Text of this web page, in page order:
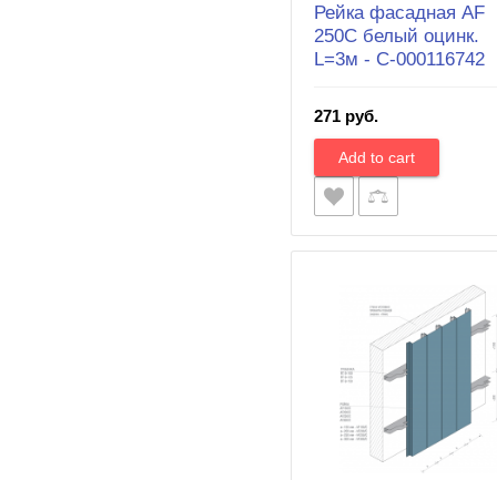
Рейка фасадная AF
250C белый оцинк.
L=3м - С-000116742
271 руб.